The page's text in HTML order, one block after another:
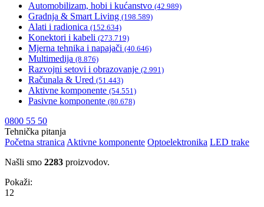
Automobilizam, hobi i kućanstvo (42.989)
Gradnja & Smart Living (198.589)
Alati i radionica (152.634)
Konektori i kabeli (273.719)
Mjerna tehnika i napajači (40.646)
Multimedija (8.876)
Razvojni setovi i obrazovanje (2.991)
Računala & Ured (51.443)
Aktivne komponente (54.551)
Pasivne komponente (80.678)
0800 55 50
Tehnička pitanja
Početna stranica Aktivne komponente Optoelektronika LED trake
Našli smo 2283 proizvodov.
Pokaži:
12